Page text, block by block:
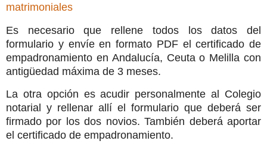
matrimoniales
Es necesario que rellene todos los datos del
formulario y envíe en formato PDF el certificado de
empadronamiento en Andalucía, Ceuta o Melilla con
antigüedad máxima de 3 meses.
La otra opción es acudir personalmente al Colegio
notarial y rellenar allí el formulario que deberá ser
firmado por los dos novios. También deberá aportar
el certificado de empadronamiento.